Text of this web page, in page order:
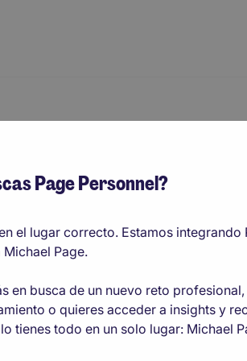
- MXN50,000 por mes
contratos
Page Personnel?
el lugar correcto. Estamos integrando
Michael Page.
en busca de un nuevo reto
o quieres acceder a insights y
tienes todo en un solo lugar: Michael